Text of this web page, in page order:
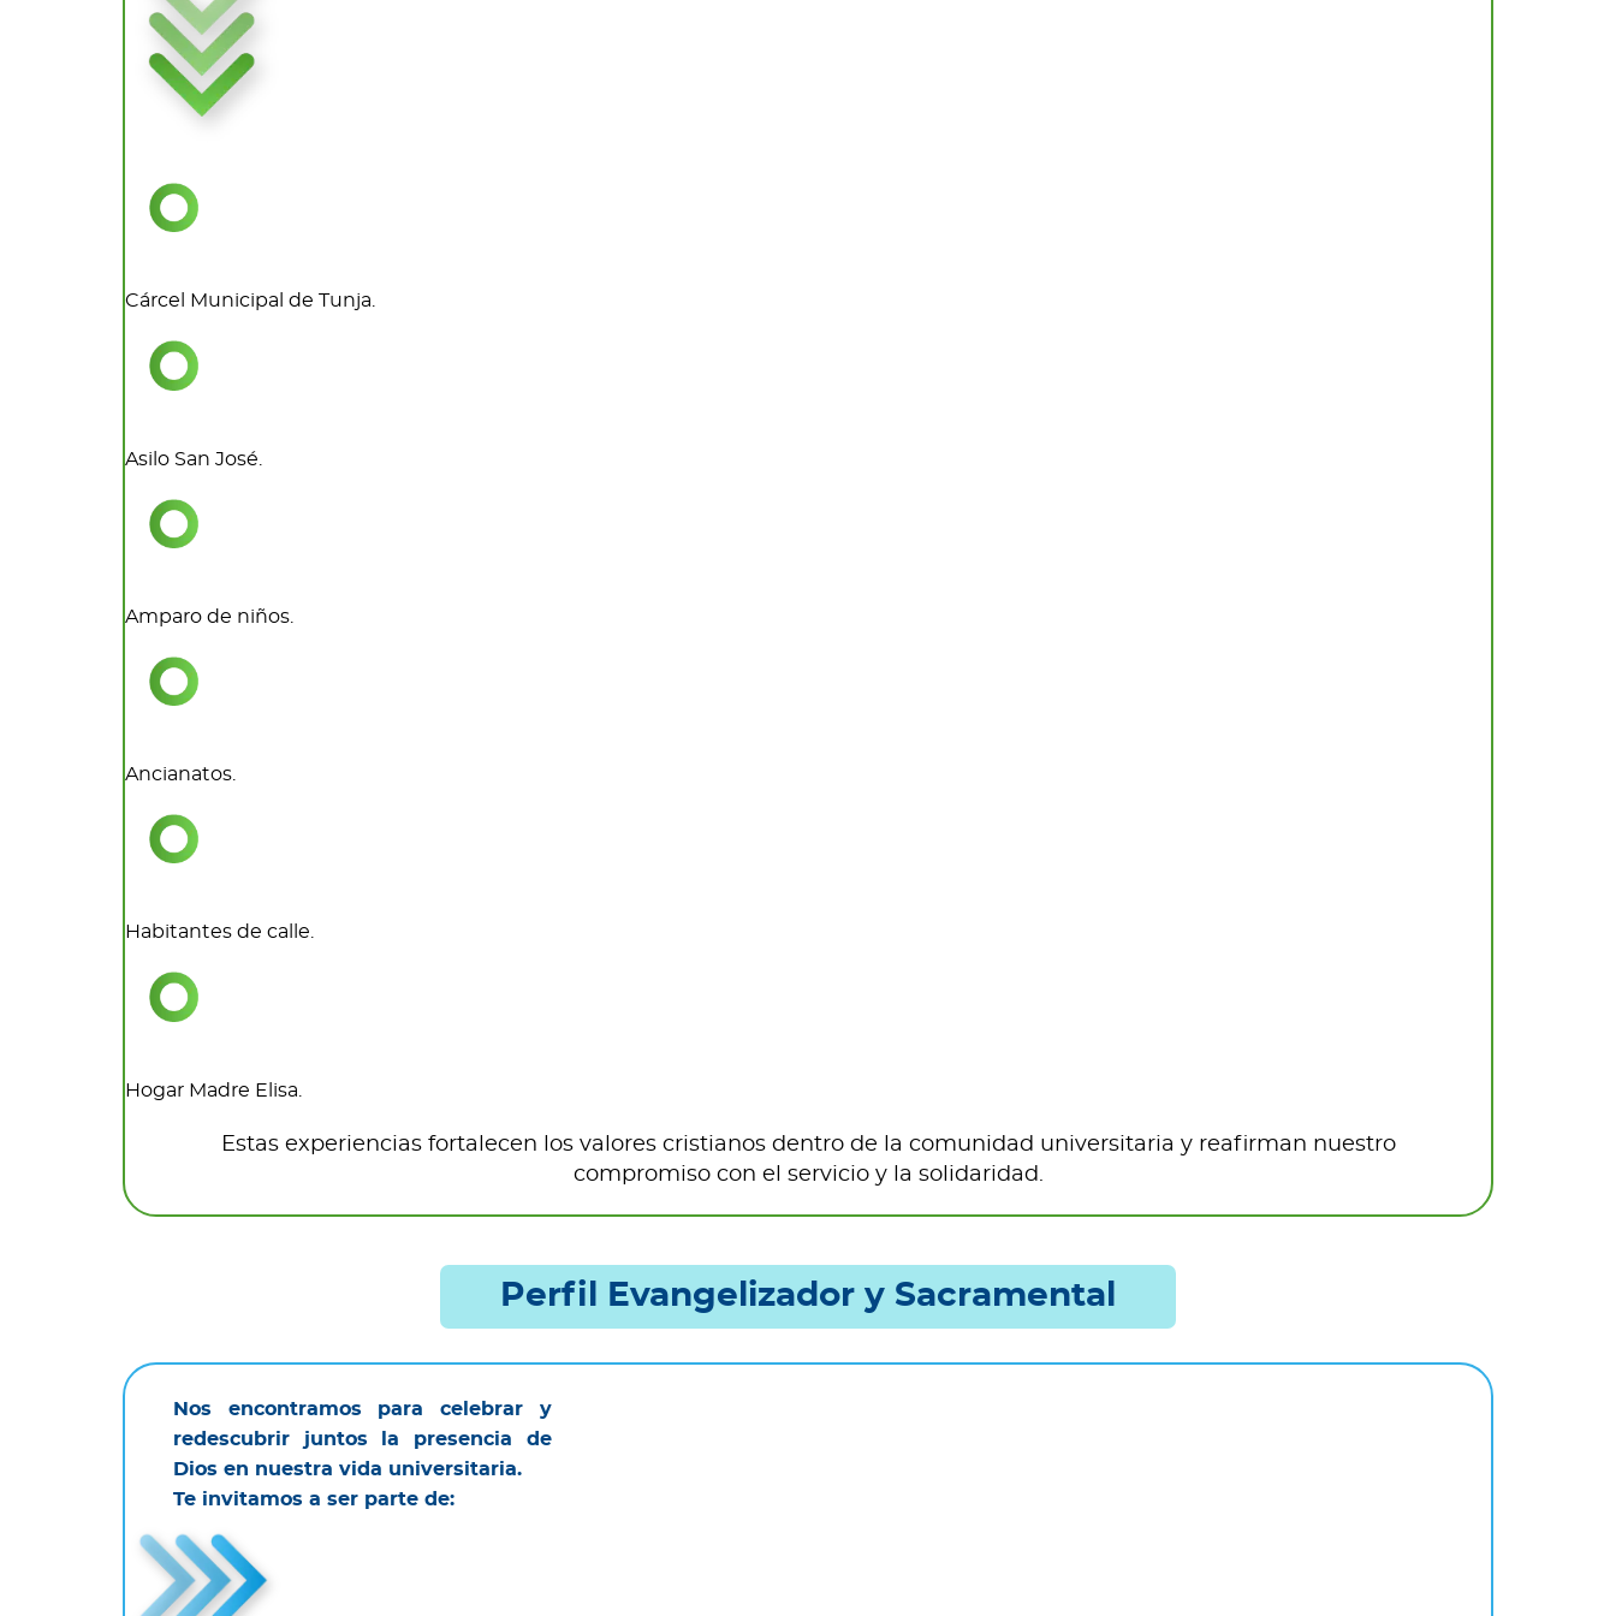
Cárcel Municipal de Tunja.
Asilo San José.
Amparo de niños.
Ancianatos.
Habitantes de calle.
Hogar Madre Elisa.
Estas experiencias fortalecen los valores cristianos dentro de la comunidad universitaria y reafirman nuestro
compromiso con el servicio y la solidaridad.
Perfil Evangelizador y Sacramental
Nos encontramos para celebrar y
redescubrir juntos la presencia de
Dios en nuestra vida universitaria.
Te invitamos a ser parte de: